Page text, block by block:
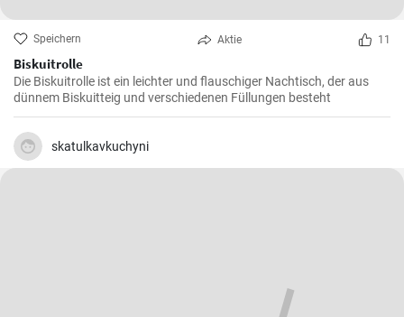
Speichern Aktie 11
Biskuitrolle
Die Biskuitrolle ist ein leichter und flauschiger Nachtisch, der aus
dünnem Biskuitteig und verschiedenen Füllungen besteht
skatulkavkuchyni